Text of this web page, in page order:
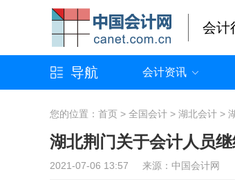
会计
导航 会计资讯
您的位置： 首页 > 全国会计 > 湖北会计 >
湖北荆门关于会计人员
2021-07-06 13:57 来源：中国会计网